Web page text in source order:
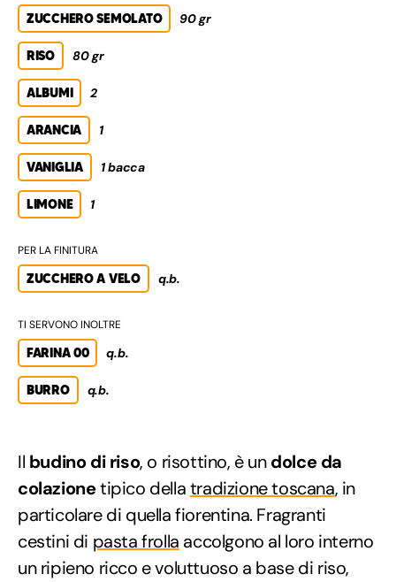
ZUCCHERO SEMOLATO 90 gr
RISO 80 gr
ALBUMI 2
ARANCIA 1
VANIGLIA 1 bacca
LIMONE 1
PER LA FINITURA
ZUCCHERO A VELO q.b.
TI SERVONO INOLTRE
FARINA 00 q.b.
BURRO q.b.
Il budino di riso, o risottino, è undolce da
colazionetipico dellatradizione toscana, in
particolare di quella fiorentina. Fragranti
cestini di pasta frolla accolgono al loro interno
un ripieno ricco e voluttuoso a base di riso,